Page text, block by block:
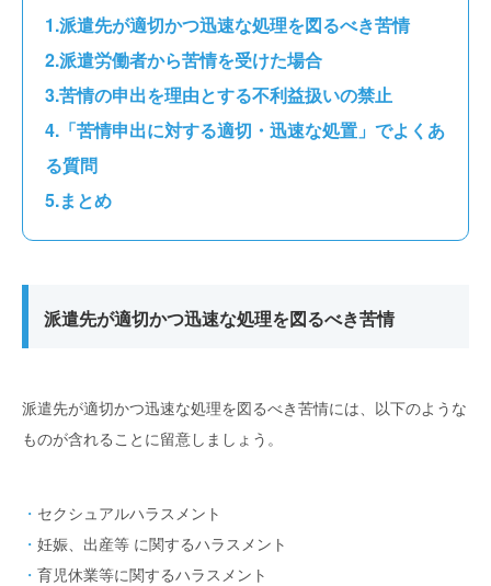
派遣先が適切かつ迅速な処理を図るべき苦情
派遣労働者から苦情を受けた場合
苦情の申出を理由とする不利益扱いの禁止
「苦情申出に対する適切・迅速な処置」でよくあ
る質問
まとめ
派遣先が適切かつ迅速な処理を図るべき苦情
派遣先が適切かつ迅速な処理を図るべき苦情には、以下のような
ものが含れることに留意しましょう。
セクシュアルハラスメント
妊娠、出産等 に関するハラスメント
育児休業等に関するハラスメント